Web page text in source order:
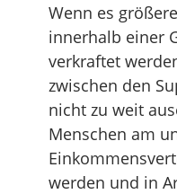
Wenn es
innerhalb einer
verkraftet
zwischen den
nicht zu weit
Menschen am
werden und in